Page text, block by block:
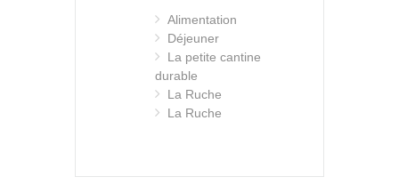
Alimentation
Déjeuner
La petite cantine
durable
La Ruche
La Ruche